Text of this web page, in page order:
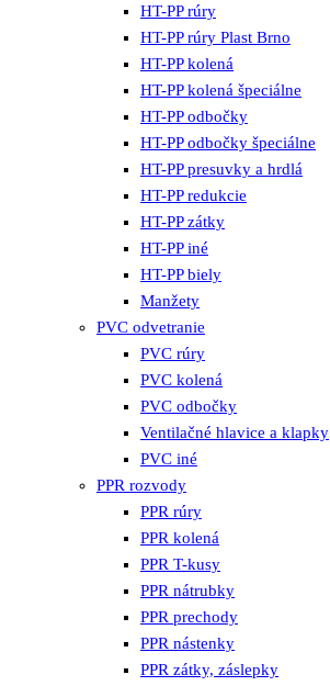
HT-PP rúry
HT-PP rúry Plast Brno
HT-PP kolená
HT-PP kolená špeciálne
HT-PP odbočky
HT-PP odbočky špeciálne
HT-PP presuvky a hrdlá
HT-PP redukcie
HT-PP zátky
HT-PP iné
HT-PP biely
Manžety
PVC odvetranie
PVC rúry
PVC kolená
PVC odbočky
Ventilačné hlavice a klapky
PVC iné
PPR rozvody
PPR rúry
PPR kolená
PPR T-kusy
PPR nátrubky
PPR prechody
PPR nástenky
PPR zátky, záslepky